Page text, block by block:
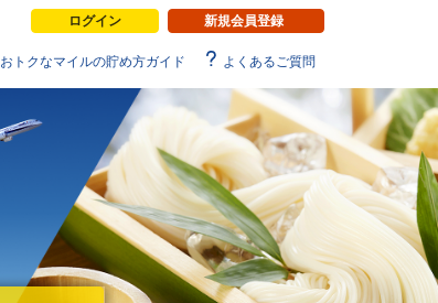
ログイン 新規会員登録
おトクなマイルの貯め方ガイド よくあるご質問